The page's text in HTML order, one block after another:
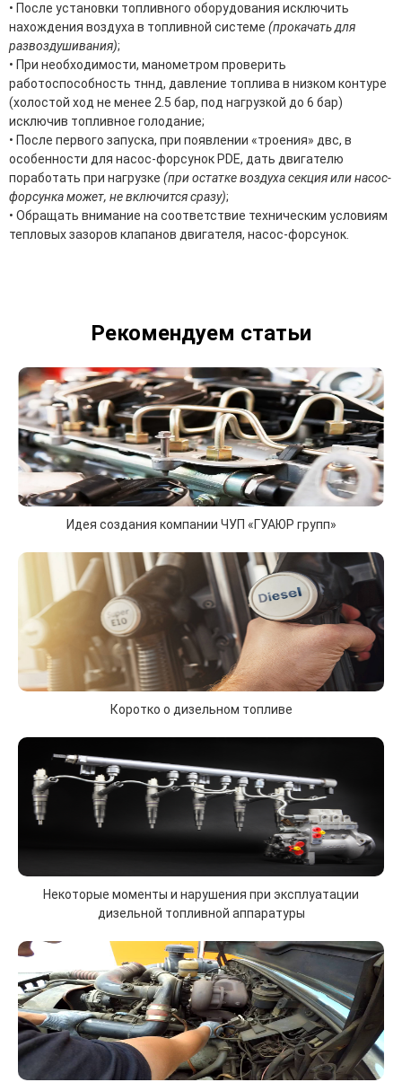
• После установки топливного оборудования исключить
нахождения воздуха в топливной системе (прокачать для
развоздушивания);
• При необходимости, манометром проверить
работоспособность тннд, давление топлива в низком контуре
(холостой ход не менее 2.5 бар, под нагрузкой до 6 бар)
исключив топливное голодание;
• После первого запуска, при появлении «троения» двс, в
особенности для насос-форсунок PDE, дать двигателю
поработать при нагрузке (при остатке воздуха секция или насос-
форсунка может, не включится сразу);
• Обращать внимание на соответствие техническим условиям
тепловых зазоров клапанов двигателя, насос-форсунок.
Рекомендуем статьи
Идея создания компании ЧУП «ГУАЮР групп»
Коротко о дизельном топливе
Некоторые моменты и нарушения при эксплуатации
дизельной топливной аппаратуры